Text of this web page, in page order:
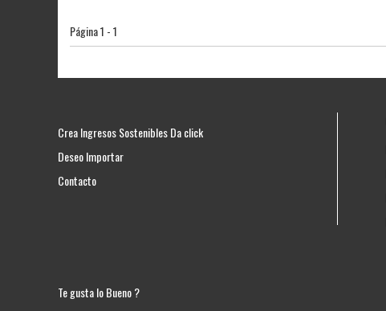
Página 1 - 1
Crea Ingresos Sostenibles Da click
Deseo Importar
Contacto
Te gusta lo Bueno ?